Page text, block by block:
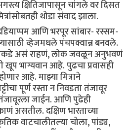
क्षितिजापासून चांगले वर दिसत
थोडा संवाद झाला.
आणि भरपूर सांबार- रस्सम-
व्हेजमधले पंचपक्वान्न बनवले.
असं राहणं, लोक जवळून अनुभवणं
भाग्यवान आहे. पुढचा प्रवासही
आहे. माझ्या मित्राने
पूर्ण रस्ता न निवडता तंजावूर
जाईन. आणि पुढेही
असतील. दक्षिण भारताच्या
वाटचालीतल्या चोला, पांड्य,